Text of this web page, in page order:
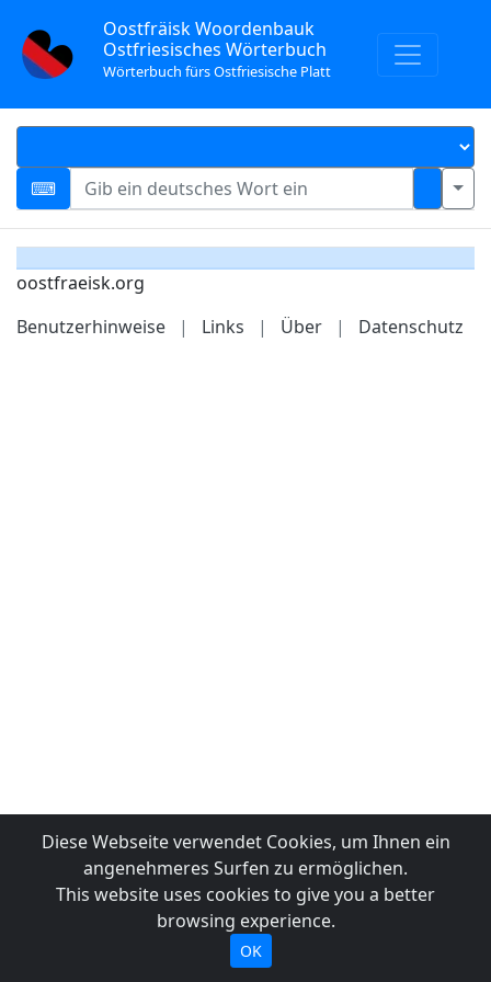
Oostfräisk Woordenbauk
Ostfriesisches Wörterbuch
Wörterbuch fürs Ostfriesische Platt
oostfraeisk.org
Benutzerhinweise
| Links | Über | Datenschutz
Diese Webseite verwendet Cookies, um Ihnen ein
angenehmeres Surfen zu ermöglichen.
This website uses cookies to give you a better
browsing experience.
OK